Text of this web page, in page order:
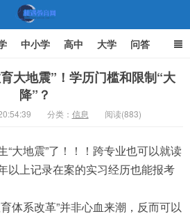
机遇教育网
中小学 高中 大学 问答
大地震”！学历门槛和限制“大
降”？
分类： 信息 阅读(883)
“大地震”了！！！跨专业也可以就读
以上记录在案的实习经历也能报考
体系改革”并非心血来潮，反而可以